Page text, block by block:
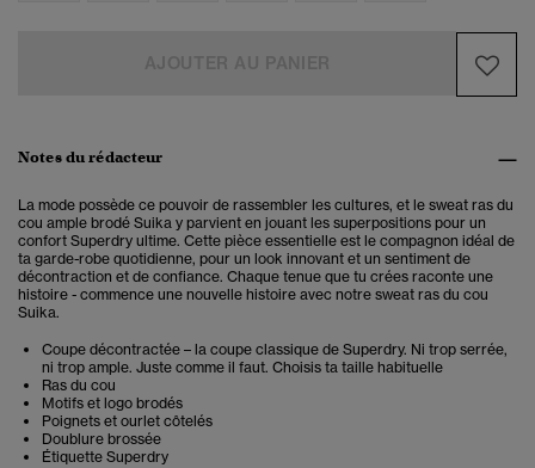
Notes du rédacteur
La mode possède ce pouvoir de rassembler les cultures, et le sweat ras du
cou ample brodé Suika y parvient en jouant les superpositions pour un
confort Superdry ultime. Cette pièce essentielle est le compagnon idéal de
ta garde-robe quotidienne, pour un look innovant et un sentiment de
décontraction et de confiance. Chaque tenue que tu crées raconte une
histoire - commence une nouvelle histoire avec notre sweat ras du cou
Suika.
Coupe décontractée – la coupe classique de Superdry. Ni trop serrée,
ni trop ample. Juste comme il faut. Choisis ta taille habituelle
Ras du cou
Motifs et logo brodés
Poignets et ourlet côtelés
Doublure brossée
Étiquette Superdry